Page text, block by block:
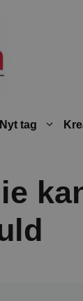
Nyt tag